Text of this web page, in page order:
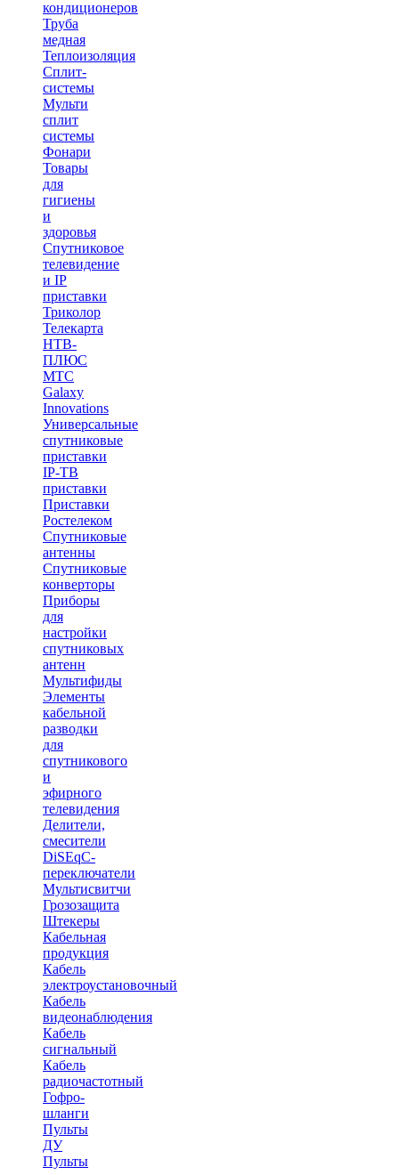
кондиционеров
Труба
медная
Теплоизоляция
Сплит-
системы
Мульти
сплит
системы
Фонари
Товары
для
гигиены
и
здоровья
Спутниковое
телевидение
и IP
приставки
Триколор
Телекарта
НТВ-
ПЛЮС
МТС
Galaxy
Innovations
Универсальные
спутниковые
приставки
IP-ТВ
приставки
Приставки
Ростелеком
Спутниковые
антенны
Спутниковые
конверторы
Приборы
для
настройки
спутниковых
антенн
Мультифиды
Элементы
кабельной
разводки
для
спутникового
и
эфирного
телевидения
Делители,
смесители
DiSEqC-
переключатели
Мультисвитчи
Грозозащита
Штекеры
Кабельная
продукция
Кабель
электроустановочный
Кабель
видеонаблюдения
Кабель
сигнальный
Кабель
радиочастотный
Гофро-
шланги
Пульты
ДУ
Пульты